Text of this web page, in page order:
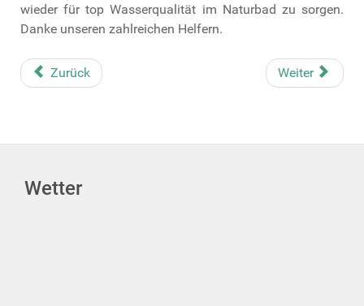
wieder für top Wasserqualität im Naturbad zu sorgen.
Danke unseren zahlreichen Helfern.
Zurück Weiter
Wetter